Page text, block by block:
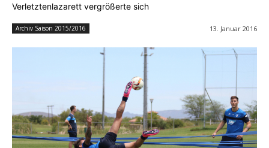
Verletztenlazarett vergrößerte sich
Archiv Saison 2015/2016 13. Januar 2016